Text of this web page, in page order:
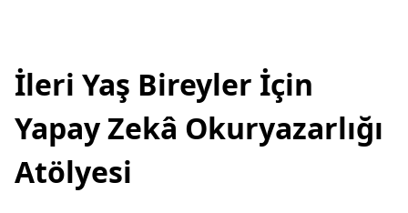
İleri Yaş Bireyler İçin
Yapay Zekâ Okuryazarlığı
Atölyesi